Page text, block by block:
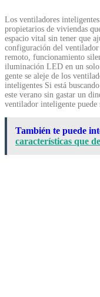
Los ventiladores
propietarios de viviendas
espacio vital sin tener que
configuración del
remoto, funcionamiento
iluminación LED en un solo
gente se aleje de los
inteligentes Si está
este verano sin gastar un
ventilador inteligente puede
También te puede
características que